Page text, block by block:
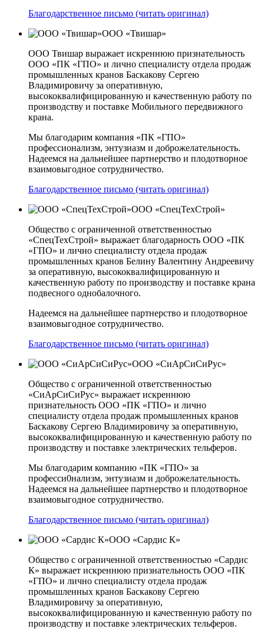
Благодарственное письмо (читать оригинал)
ООО «Твишар»
ООО Твишар выражает искреннюю признательность
ООО «ПК «ГПО» и лично специалисту отдела продаж
промышленных кранов Баскакову Сергею
Владимировичу за оперативную,
высококвалифицированную и качественную работу по
производству и поставке Мобильного передвижного
крана.
Мы благодарим компания «ПК «ГПО»
профессионализм, энтузиазм и доброжелательность.
Надеемся на дальнейшее партнерство и плодотворное
взаимовыгодное сотрудничество.
Благодарственное письмо (читать оригинал)
ООО «СпецТехСтрой»
Общество с ограниченной ответственностью
«СпецТехСтрой» выражает благодарность ООО «ПК
«ГПО» и лично специалисту отдела продаж
промышленных кранов Белину Валентину Андреевичу
за оперативную, высококвалифицированную и
качественную работу по производству и поставке крана
подвесного однобалочного.
Надеемся на дальнейшее партнерство и плодотворное
взаимовыгодное сотрудничество.
Благодарственное письмо (читать оригинал)
ООО «СиАрСиСиРус»
Общество с ограниченной ответственностью
«СиАрСиСиРус» выражает искреннюю
признательность ООО «ПК «ГПО» и лично
специалисту отдела продаж промышленных кранов
Баскакову Сергею Владимировичу за оперативную,
высококвалифицированную и качественную работу по
производству и поставке электрических тельферов.
Мы благодарим компанию «ПК «ГПО» за
професси0нализм, энтузиазм и доброжелательность.
Надеемся на дальнейшее партнерство и плодотворное
взаимовыгодное сотрудничество.
Благодарственное письмо (читать оригинал)
ООО «Сардис К»
Общество с ограниченной ответственностью «Сардис
К» выражает искреннюю признательность ООО «ПК
«ГПО» и лично специалисту отдела продаж
промышленных кранов Баскакову Сергею
Владимировичу за оперативную,
высококвалифицированную и качественную работу по
производству и поставке электрических тельферов.